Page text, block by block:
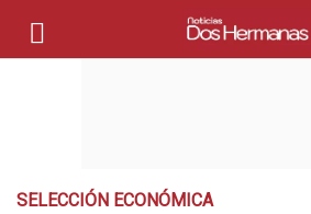
SELECCIÓN ECONÓMICA